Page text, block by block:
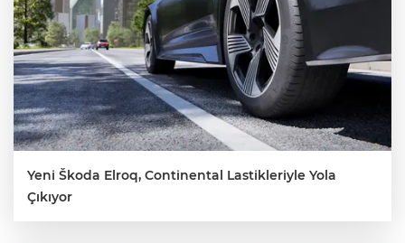
Yeni Škoda Elroq, Continental Lastikleriyle Yola
Çıkıyor